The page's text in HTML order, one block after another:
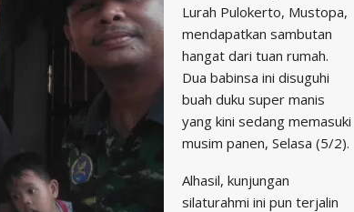
Lurah Pulokerto, Mustopa,
mendapatkan sambutan
hangat dari tuan rumah.
Dua babinsa ini disuguhi
buah duku super manis
yang kini sedang memasuki
musim panen, Selasa (5/2).
Alhasil, kunjungan
silaturahmi ini pun terjalin